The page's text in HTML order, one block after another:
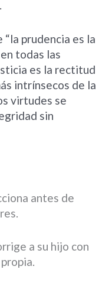
“la prudencia es la
todas las
es la rectitud
intrínsecos de la
virtudes se
sin
antes de
a su hijo con